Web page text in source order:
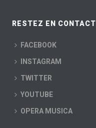
RESTEZ EN CONTACT
FACEBOOK
INSTAGRAM
TWITTER
YOUTUBE
OPERA MUSICA